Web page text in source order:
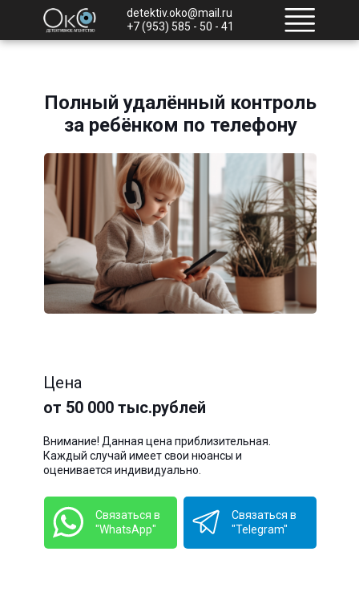
detektiv.oko@mail.ru
+7 (953) 585 - 50 - 41
Полный удалённый контроль
за ребёнком по телефону
Цена
от 50 000 тыс.рублей
Внимание! Данная цена приблизительная.
Каждый случай имеет свои нюансы и
оценивается индивидуально.
Связаться в
"WhatsApp"
Связаться в
"Telegram"